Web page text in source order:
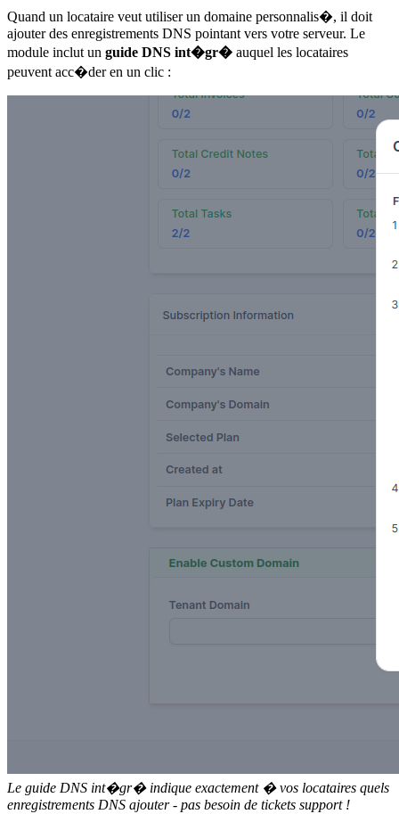
Quand un locataire veut utiliser un domaine personnalis�, il doit
ajouter des enregistrements DNS pointant vers votre serveur. Le
module inclut un guide DNS int�gr� auquel les locataires
peuvent acc�der en un clic :
Le guide DNS int�gr� indique exactement � vos locataires quels
enregistrements DNS ajouter - pas besoin de tickets support !